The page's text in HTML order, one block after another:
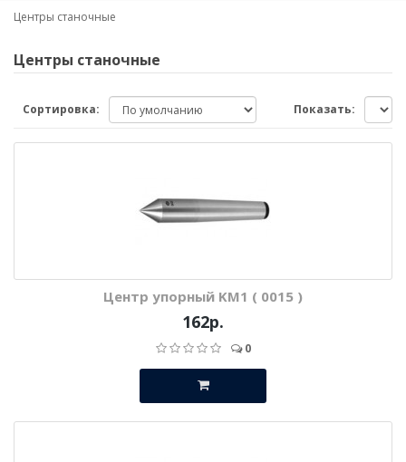
Центры станочные
Центры станочные
Сортировка: Показать:
Центр упорный KM1 ( 0015 )
162р.
0